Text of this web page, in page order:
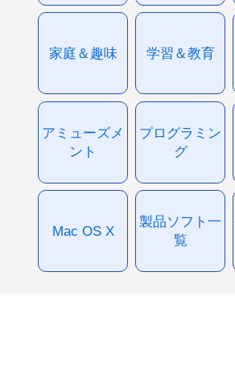
家庭＆趣味 学習＆教育
アミューズメ
ント
プログラミン
グ
Mac OS X
製品ソフト一
覧